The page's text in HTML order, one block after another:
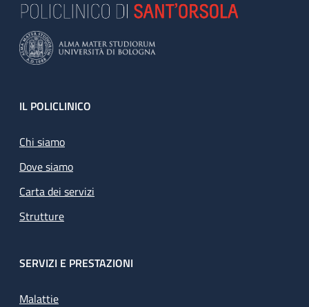
Footer
IL POLICLINICO
Chi siamo
Dove siamo
Carta dei servizi
Strutture
SERVIZI E PRESTAZIONI
Malattie